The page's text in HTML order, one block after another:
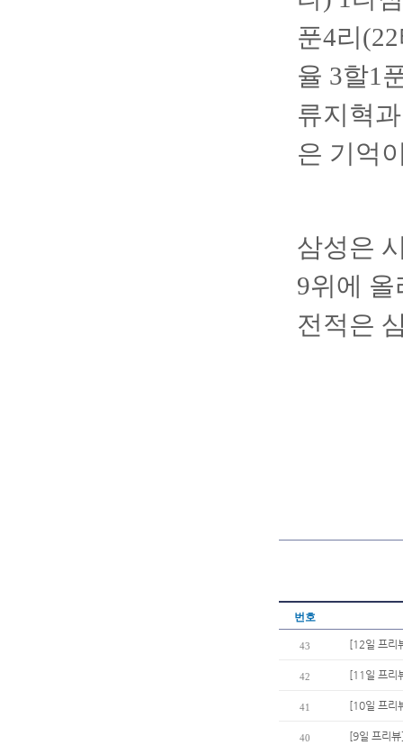
푼4리
율 3할1
류지혁
은 기억
삼성은
9위에
전적은
번호
43 [12일 프리
42 [11일 프리
41 [10일 프리
40 [9일 프리